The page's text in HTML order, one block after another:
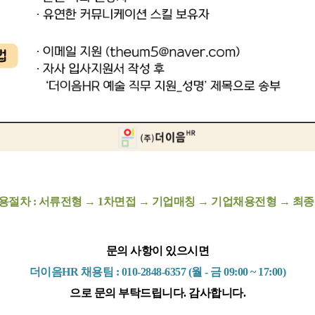
절차 : 서류전형 → 1차면접 → 기업매칭 → 기업채용전형 → 최
문의 사항이 있으시면
더이음HR 채용팀 : 010-2848-6357 (월 - 금 09:00 ~ 17:00)
으로 문의 부탁드립니다. 감사합니다.